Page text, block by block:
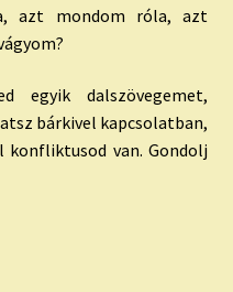
azt mondom róla, azt
egyik dalszövegemet,
bárkivel kapcsolatban,
konfliktusod van. Gondolj